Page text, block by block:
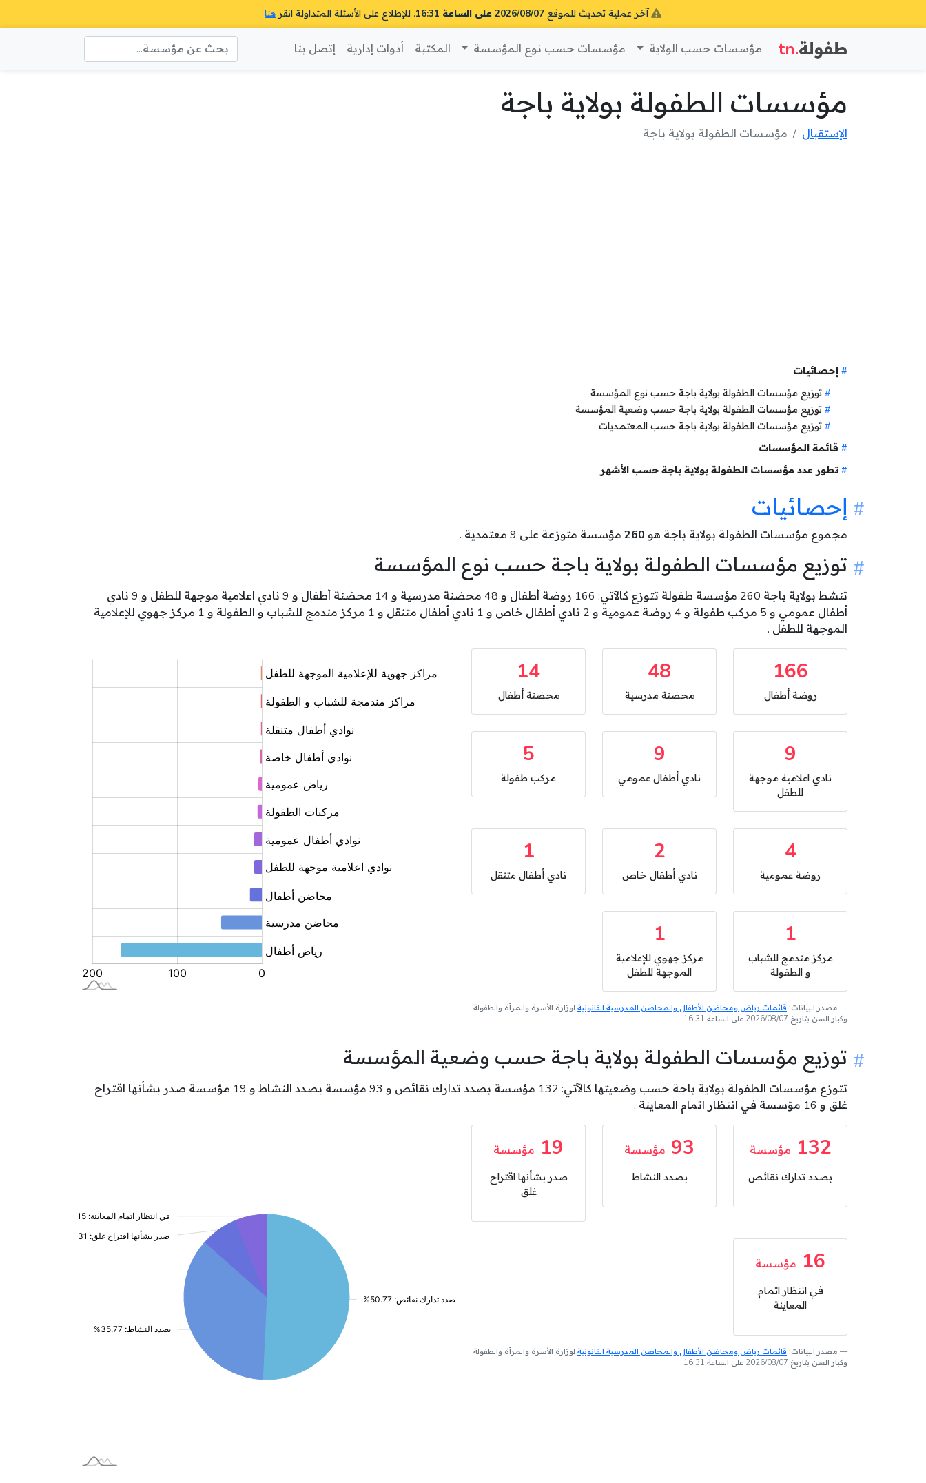
آخر عملية تحديث للموقع 2026/08/07 على الساعة 16:31 . للإطلاع على الأسئلة المتداولة انقر هنا
طفولة.tn مؤسسات حسب الولاية مؤسسات حسب نوع المؤسسة المكتبة أدوات إدارية إتصل بنا
مؤسسات الطفولة بولاية باجة
الإستقبال مؤسسات الطفولة بولاية باجة
إحصائيات
توزيع مؤسسات الطفولة بولاية باجة حسب نوع المؤسسة
توزيع مؤسسات الطفولة بولاية باجة حسب وضعية المؤسسة
توزيع مؤسسات الطفولة بولاية باجة حسب المعتمديات
قائمة المؤسسات
تطور عدد مؤسسات الطفولة بولاية باجة حسب الأشهر
إحصائيات
مجموع مؤسسات الطفولة بولاية باجة هو 260 مؤسسة متوزعة على 9 معتمدية .
توزيع مؤسسات الطفولة بولاية باجة حسب نوع المؤسسة
تنشط بولاية باجة 260 مؤسسة طفولة تتوزع كالآتي: 166 روضة أطفال و 48 محضنة مدرسية و 14 محضنة أطفال و 9 نادي اعلامية موجهة للطفل و 9 نادي
أطفال عمومي و 5 مركب طفولة و 4 روضة عمومية و 2 نادي أطفال خاص و 1 نادي أطفال متنقل و 1 مركز مندمج للشباب و الطفولة و 1 مركز جهوي للإعلامية
الموجهة للطفل .
166
روضة أطفال
48
محضنة مدرسية
14
محضنة أطفال
9
نادي اعلامية موجهة
للطفل
9
نادي أطفال عمومي
5
مركب طفولة
4
روضة عمومية
2
نادي أطفال خاص
1
نادي أطفال متنقل
1
مركز مندمج للشباب
و الطفولة
1
مركز جهوي للإعلامية
الموجهة للطفل
مصدر البيانات: قائمات رياض ومحاضن الأطفال والمحاضن المدرسية القانونية لوزارة الأسرة والمرأة والطفولة
وكبار السن بتاريخ 2026/08/07 على الساعة 16:31
توزيع مؤسسات الطفولة بولاية باجة حسب وضعية المؤسسة
تتوزع مؤسسات الطفولة بولاية باجة حسب وضعيتها كالآتي: 132 مؤسسة بصدد تدارك نقائص و 93 مؤسسة بصدد النشاط و 19 مؤسسة صدر بشأنها اقتراح
غلق و 16 مؤسسة في انتظار اتمام المعاينة .
132 مؤسسة
بصدد تدارك نقائص
93 مؤسسة
بصدد النشاط
19 مؤسسة
صدر بشأنها اقتراح
غلق
16 مؤسسة
في انتظار اتمام
المعاينة
مصدر البيانات: قائمات رياض ومحاضن الأطفال والمحاضن المدرسية القانونية لوزارة الأسرة والمرأة والطفولة
وكبار السن بتاريخ 2026/08/07 على الساعة 16:31